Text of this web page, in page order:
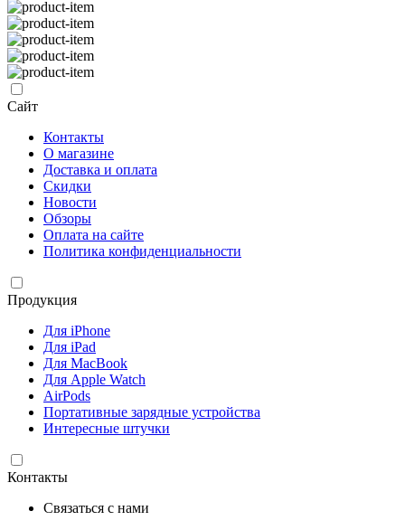
Сайт
Контакты
О магазине
Доставка и оплата
Скидки
Новости
Обзоры
Оплата на сайте
Политика конфиденциальности
Продукция
Для iPhone
Для iPad
Для MacBook
Для Apple Watch
AirPods
Портативные зарядные устройства
Интересные штучки
Контакты
Связаться с нами